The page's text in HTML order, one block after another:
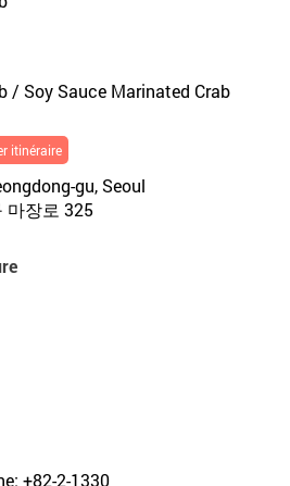
/ Soy Sauce Marinated Crab
itinéraire
gu, Seoul
마장로 325
+82-2-1330